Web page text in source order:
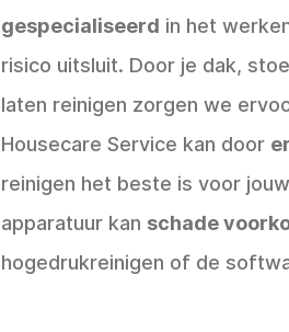
gespecialiseerd in het
risico uitsluit. Door je dak,
laten reinigen zorgen we
Housecare Service kan door
reinigen het beste is voor
apparatuur kan schade
hogedrukreinigen of de